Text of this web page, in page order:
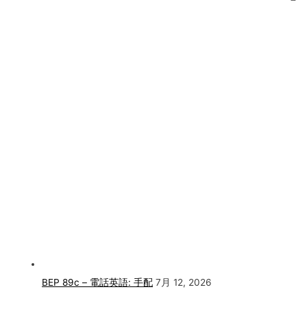
BEP 89c – 電話英語: 手配 7月 12, 2026